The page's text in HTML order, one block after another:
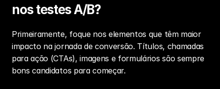
nos testes A/B?
Primeiramente, foque nos elementos que têm maior
impacto na jornada de conversão. Títulos, chamadas
para ação (CTAs), imagens e formulários são sempre
bons candidatos para começar.